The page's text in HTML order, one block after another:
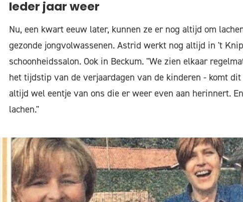
Ieder jaar weer
Nu, een kwart eeuw later, kunnen ze er nog altijd om
gezonde jongvolwassenen. Astrid werkt nog altijd in 't
schoonheidssalon. Ook in Beckum. "We zien elkaar
het tijdstip van de verjaardagen van de kinderen - komt
altijd wel eentje van ons die er weer even aan herinnert.
lachen."